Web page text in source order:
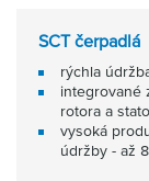
SCT čerpadlá
rýchla
integrované
rotora a
vysoká
údržby - až